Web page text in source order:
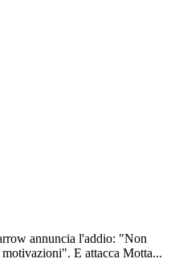
annuncia l'addio: "Non
motivazioni". E attacca Motta...